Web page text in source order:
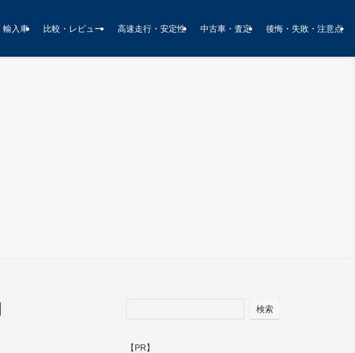
輸入車 比較・レビュー 高速走行・安定性 中古車・査定 後悔・失敗・注意点
検索
【PR】